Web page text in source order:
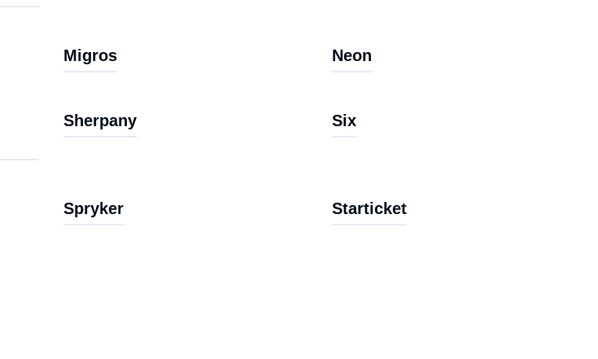
Migros Neon
Sherpany Six
Spryker Starticket